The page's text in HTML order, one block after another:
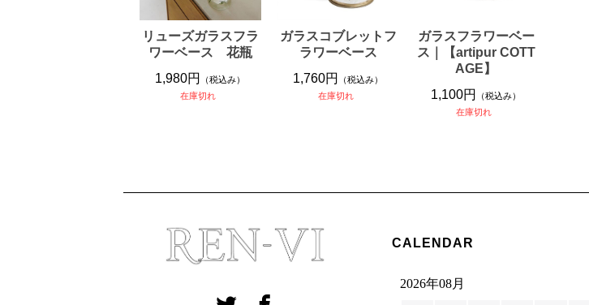
リューズガラスフラ
ワーベース 花瓶
1,980円
（税込み）
在庫切れ
ガラスコブレットフ
ラワーベース
1,760円
（税込み）
在庫切れ
ガラスフラワーベー
ス｜【artipur COTT
AGE】
1,100円
（税込み）
在庫切れ
CALENDAR
2026年08月